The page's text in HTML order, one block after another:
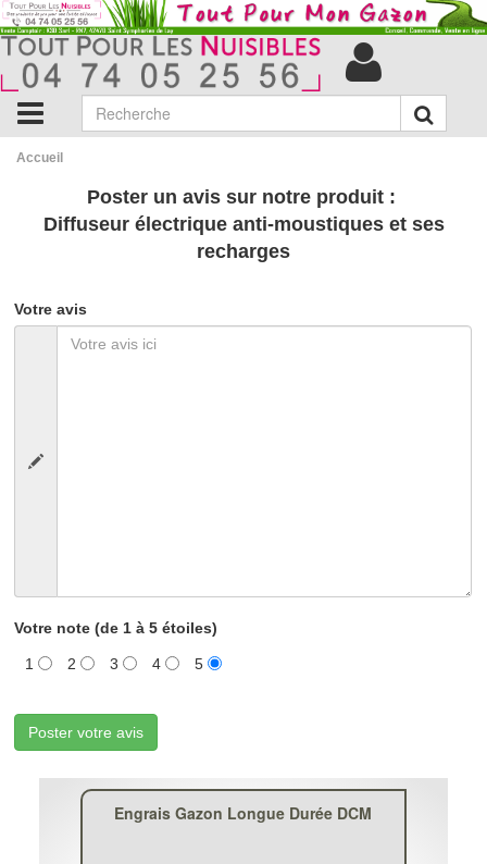
Accueil
Poster un avis sur notre produit :
Diffuseur électrique anti-moustiques et ses
recharges
Votre avis
Votre note (de 1 à 5 étoiles)
1 2 3 4 5
Poster votre avis
Engrais Gazon Longue Durée DCM